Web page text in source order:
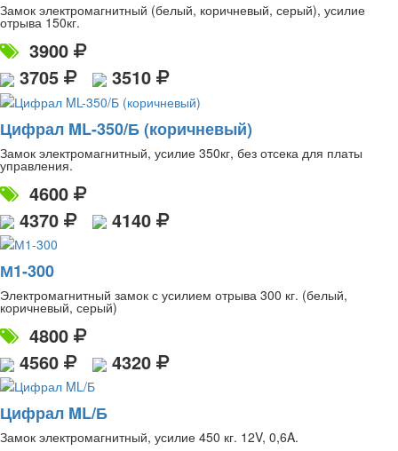
Замок электромагнитный (белый, коричневый, серый), усилие
отрыва 150кг.
3900
3705
3510
Цифрал ML-350/Б (коричневый)
Замок электромагнитный, усилие 350кг, без отсека для платы
управления.
4600
4370
4140
М1-300
Электромагнитный замок с усилием отрыва 300 кг. (белый,
коричневый, серый)
4800
4560
4320
Цифрал ML/Б
Замок электромагнитный, усилие 450 кг. 12V, 0,6A.